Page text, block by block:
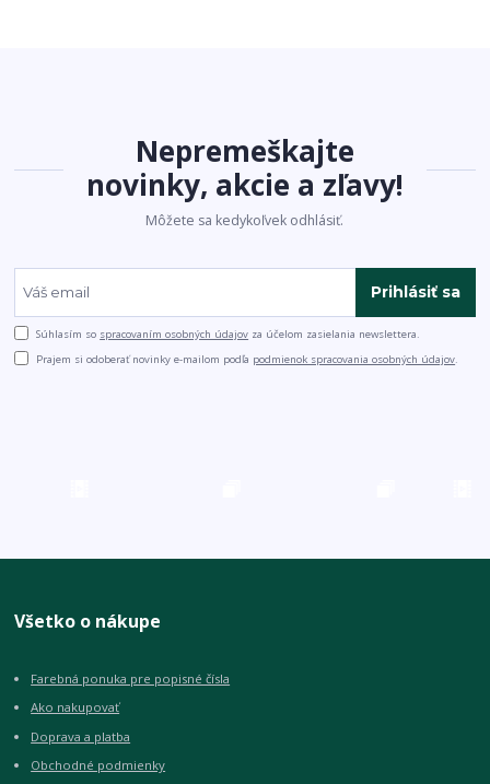
Nepremeškajte
novinky, akcie a zľavy!
Môžete sa kedykoľvek odhlásiť.
Prihlásiť sa
Súhlasím so spracovaním osobných údajov za účelom zasielania newslettera.
Prajem si odoberať novinky e-mailom podľa podmienok spracovania osobných údajov.
Všetko o nákupe
Farebná ponuka pre popisné čísla
Ako nakupovať
Doprava a platba
Obchodné podmienky